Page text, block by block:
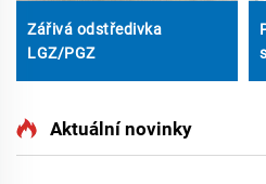
Zářivá odstředivka
LGZ/PGZ
Aktuální novinky